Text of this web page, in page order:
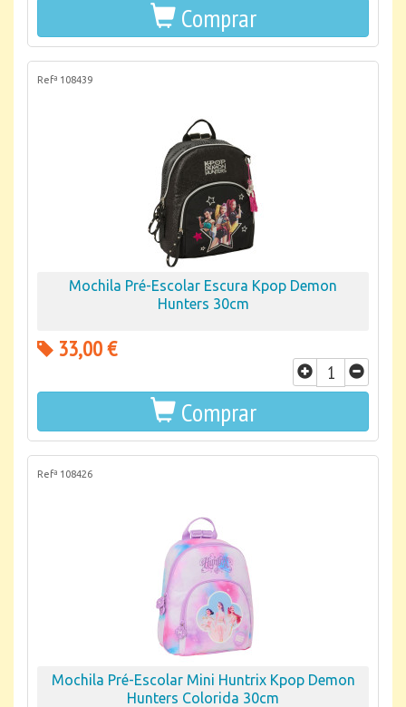
Comprar
Refª 108439
Mochila Pré-Escolar Escura Kpop Demon
Hunters 30cm
33,00 €
Comprar
Refª 108426
Mochila Pré-Escolar Mini Huntrix Kpop Demon
Hunters Colorida 30cm